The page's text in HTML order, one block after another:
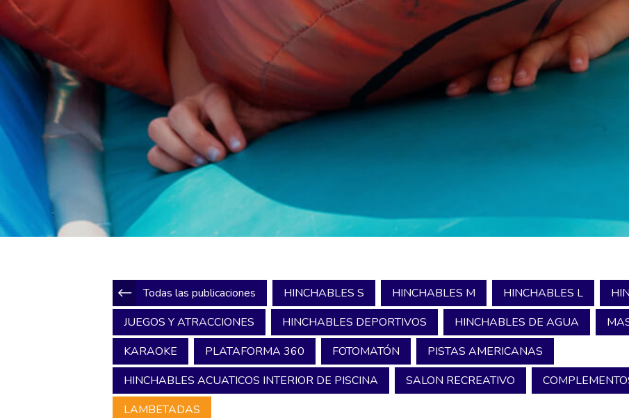
Todas las publicaciones HINCHABLES S HINCHABLES M HINCHABLES L
JUEGOS Y ATRACCIONES
HINCHABLES DEPORTIVOS HINCHABLES DE AGUA
KARAOKE
PLATAFORMA 360 FOTOMATÓN
PISTAS AMERICANAS
HINCHABLES ACUATICOS INTERIOR DE PISCINA
SALON RECREATIVO
LAMBETADAS